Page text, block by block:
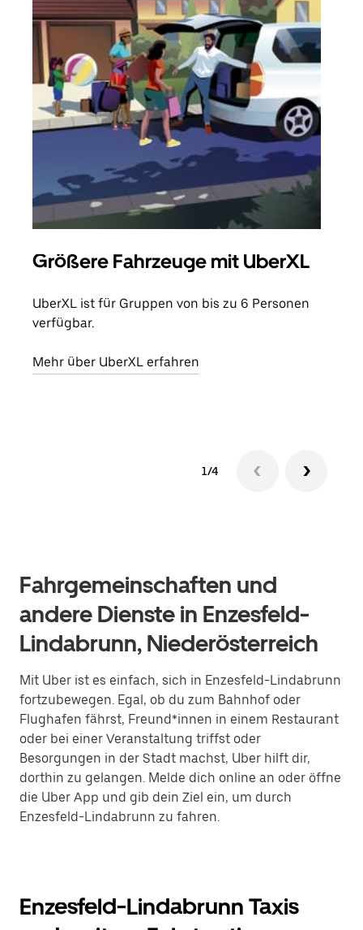
Größere Fahrzeuge mit UberXL
UberXL ist für Gruppen von bis zu 6 Personen
verfügbar.
Mehr über UberXL erfahren
1/4
Fahrgemeinschaften und
andere Dienste in Enzesfeld-
Lindabrunn, Niederösterreich
Mit Uber ist es einfach, sich in Enzesfeld-Lindabrunn
fortzubewegen. Egal, ob du zum Bahnhof oder
Flughafen fährst, Freund*innen in einem Restaurant
oder bei einer Veranstaltung triffst oder
Besorgungen in der Stadt machst, Uber hilft dir,
dorthin zu gelangen. Melde dich online an oder öffne
die Uber App und gib dein Ziel ein, um durch
Enzesfeld-Lindabrunn zu fahren.
Enzesfeld-Lindabrunn Taxis